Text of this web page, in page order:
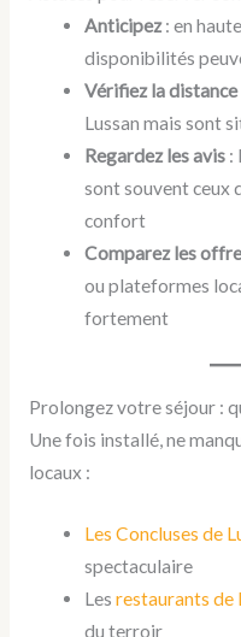
Anticipez: en
disponibilités
Vérifiez la distance
Lussan mais sont
Regardez les avis :
sont souvent ceux
confort
Comparez les
ou plateformes
fortement
Prolongez votre séjour :
Une fois installé, ne
locaux :
Les Concluses de
spectaculaire
Lesrestaurants de
du terroir